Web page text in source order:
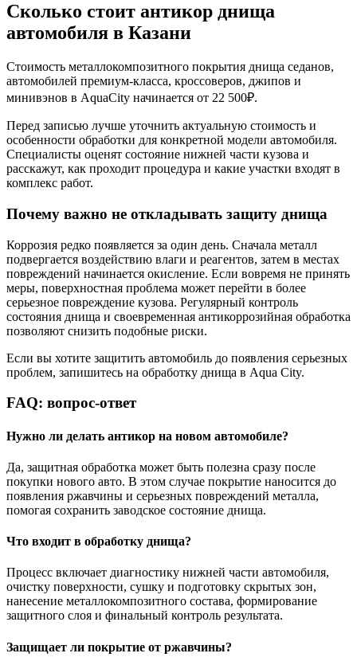
Сколько стоит антикор днища
автомобиля в Казани
Стоимость металлокомпозитного покрытия днища седанов,
автомобилей премиум-класса, кроссоверов, джипов и
минивэнов в AquaCity начинается от 22 500₽.
Перед записью лучше уточнить актуальную стоимость и
особенности обработки для конкретной модели автомобиля.
Специалисты оценят состояние нижней части кузова и
расскажут, как проходит процедура и какие участки входят в
комплекс работ.
Почему важно не откладывать защиту днища
Коррозия редко появляется за один день. Сначала металл
подвергается воздействию влаги и реагентов, затем в местах
повреждений начинается окисление. Если вовремя не принять
меры, поверхностная проблема может перейти в более
серьезное повреждение кузова. Регулярный контроль
состояния днища и своевременная антикоррозийная обработка
позволяют снизить подобные риски.
Если вы хотите защитить автомобиль до появления серьезных
проблем, запишитесь на обработку днища в Aqua City.
FAQ: вопрос-ответ
Нужно ли делать антикор на новом автомобиле?
Да, защитная обработка может быть полезна сразу после
покупки нового авто. В этом случае покрытие наносится до
появления ржавчины и серьезных повреждений металла,
помогая сохранить заводское состояние днища.
Что входит в обработку днища?
Процесс включает диагностику нижней части автомобиля,
очистку поверхности, сушку и подготовку скрытых зон,
нанесение металлокомпозитного состава, формирование
защитного слоя и финальный контроль результата.
Защищает ли покрытие от ржавчины?